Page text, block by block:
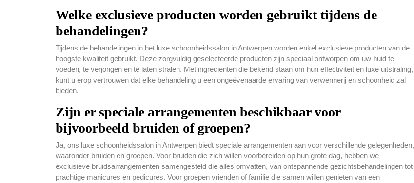
Welke exclusieve producten worden gebruikt tijdens de
behandelingen?
Tijdens de behandelingen in het luxe schoonheidssalon in Antwerpen worden enkel exclusieve producten van de
hoogste kwaliteit gebruikt. Deze zorgvuldig geselecteerde producten zijn speciaal ontworpen om uw huid te
voeden, te verjongen en te laten stralen. Met ingrediënten die bekend staan om hun effectiviteit en luxe uitstraling,
kunt u erop vertrouwen dat elke behandeling u een ongeëvenaarde ervaring van verwennerij en schoonheid zal
bieden.
Zijn er speciale arrangementen beschikbaar voor
bijvoorbeeld bruiden of groepen?
Ja, ons luxe schoonheidssalon in Antwerpen biedt speciale arrangementen aan voor verschillende gelegenheden,
waaronder bruiden en groepen. Voor bruiden die zich willen voorbereiden op hun grote dag, hebben we
exclusieve bruidsarrangementen samengesteld die alles omvatten, van ontspannende gezichtsbehandelingen tot
prachtige manicures en pedicures. Voor groepen vrienden of familie die samen willen genieten van een